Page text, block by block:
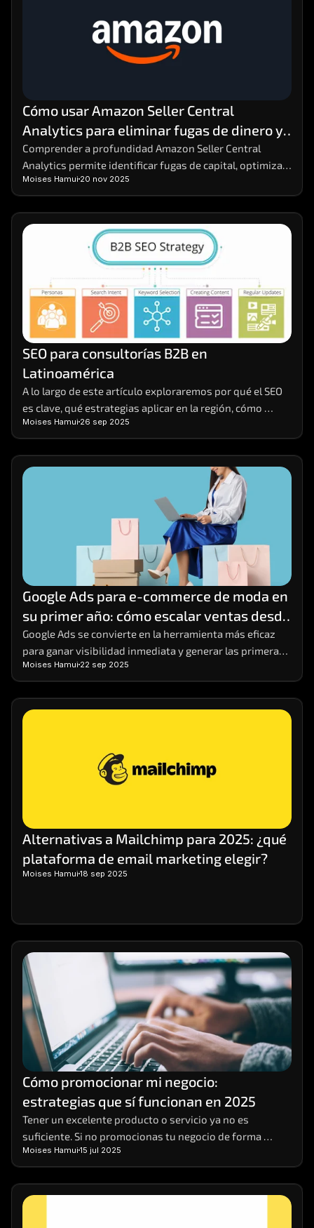
Cómo usar Amazon Seller Central
Analytics para eliminar fugas de dinero y
aumentar la rentabilidad
Comprender a profundidad Amazon Seller Central
Analytics permite identificar fugas de capital, optimizar
decisiones y reforzar estrategias comerciales. Dominar
estos datos facilita anticipar variaciones en la demanda
y mejorar márgenes sin aumentar costos. Para análisis
comparativos avanzados, herramientas como MHA
Intelligence complementan la información con una
visión más precisa del rendimiento.
Moises Hamui 20 nov 2025
SEO para consultorías B2B en
Latinoamérica
A lo largo de este artículo exploraremos por qué el SEO
es clave, qué estrategias aplicar en la región, cómo
segmentar el mercado de manera efectiva y cómo medir
resultados de forma realista.
Moises Hamui 26 sep 2025
Google Ads para e-commerce de moda en
su primer año: cómo escalar ventas desde
cero
Google Ads se convierte en la herramienta más eficaz
para ganar visibilidad inmediata y generar las primeras
ventas.
Moises Hamui 22 sep 2025
Alternativas a Mailchimp para 2025: ¿qué
plataforma de email marketing elegir?
Moises Hamui 18 sep 2025
Cómo promocionar mi negocio:
estrategias que sí funcionan en 2025
Tener un excelente producto o servicio ya no es
suficiente. Si no promocionas tu negocio de forma
efectiva, es muy probable que pases desapercibido.
Hoy, competir en entornos digitales requiere una
estrategia sólida, basada en datos, visibilidad
Moises Hamui 15 jul 2025